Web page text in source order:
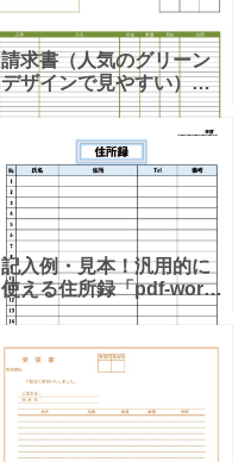
請求書（人気のグリーン
デザインで見やすい）エ
クセルで作成方法＆自動
計算＆管理が簡単な無料
テンプレートとなりま
す。カラーがグリーンベ
ースとなり、非常に項目
内容や記
記入例・見本！汎用的に
使える住所録「pdf-word-
Excel」個人・団体・法人
ートとなります。作成時
には個人情報などは注意
し作成する必